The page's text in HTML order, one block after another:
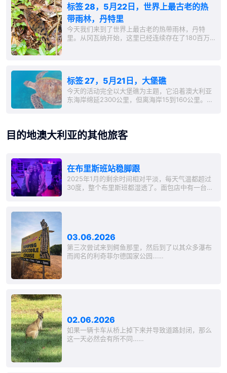
标签 28，5月22日，世界上最古老的热
带雨林，丹特里
今天我们来到了世界上最古老的热带雨林，丹特
里。从冈瓦纳开始，这里已经连续存在了180百万
标签 27，5月21日，大堡礁
今天的活动完全以大堡礁为主题，它沿着澳大利亚
东海岸绵延2300公里，但离海岸15到160公里。在
目的地澳大利亚的其他旅客
在布里斯班站稳脚跟
2025年1月的剩余时间相对平淡，每天气温都超过
30度，整个布里斯班都湿透了。面包店中有一台空
着和Nugget一起在工作后...
03.06.2026
第三次尝试来到鳄鱼那里，然后到了以其众多瀑布
而闻名的利奇菲尔德国家公园……
02.06.2026
如果一辆卡车从桥上掉下来并导致道路封闭，那么
这一天必然会有所不同……